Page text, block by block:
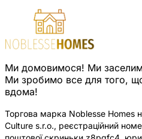
Ми домовимося! Ми
Ми зробимо все для того,
вдома!
Торгова марка Noblesse Homes
Culture s.r.o., реєстраційний